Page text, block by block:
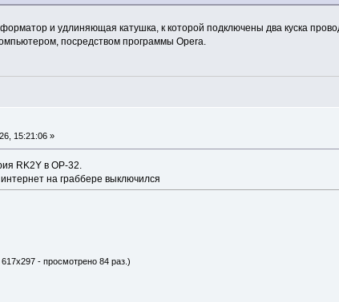
и удлиняющая катушка, к которой подключены два куска
посредством программы Opera.
15:21:06 »
RK2Y в OP-32.
на граббере выключился
- просмотрено 84 раз.)